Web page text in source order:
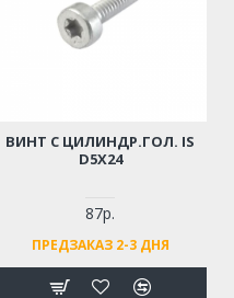
ВИНТ С ЦИЛИНДР.ГОЛ. IS
D5Х24
87р.
ПРЕДЗАКАЗ 2-3 ДНЯ